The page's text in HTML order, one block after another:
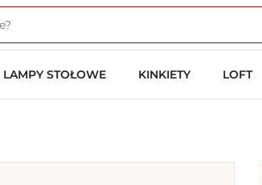
LAMPY STOŁOWE KINKIETY LOFT